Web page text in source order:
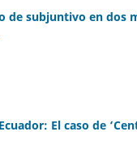
subjuntivo en dos
El caso de